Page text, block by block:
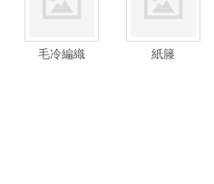
毛冷編織 紙籐